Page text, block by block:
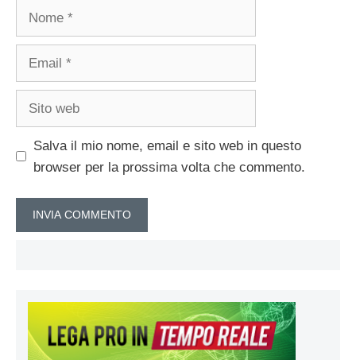
Nome
Email
Sito
Salva il mio nome, email e sito web in questo
browser per la prossima volta che commento.